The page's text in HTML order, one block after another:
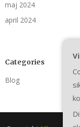
maj 2024
april 2024
Categories
Blog